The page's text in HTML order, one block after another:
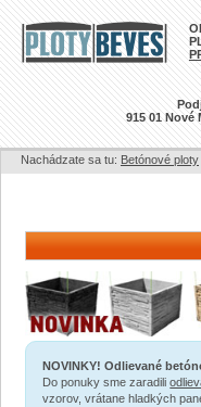
915 01 Nové
Nachádzate sa tu: Betónové ploty
NOVINKY! Odlievané
Do ponuky sme zaradili
vzorov, vrátane hladkých